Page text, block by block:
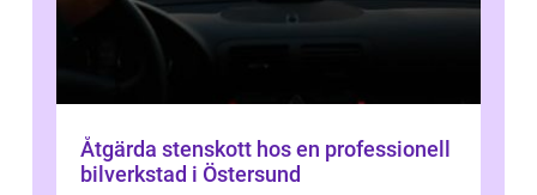
Åtgärda stenskott hos en professionell
bilverkstad i Östersund